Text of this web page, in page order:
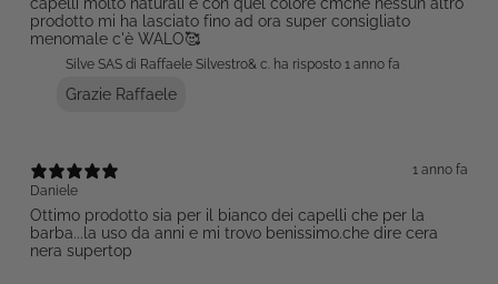
capelli molto naturali e con quel colore cmche nessun altro
prodotto mi ha lasciato fino ad ora super consigliato
menomale c'è WALO🥰
Silve SAS di Raffaele Silvestro& c. ha risposto 1 anno fa
Grazie Raffaele
1 anno fa
Daniele
Ottimo prodotto sia per il bianco dei capelli che per la
barba...la uso da anni e mi trovo benissimo.che dire cera
nera supertop